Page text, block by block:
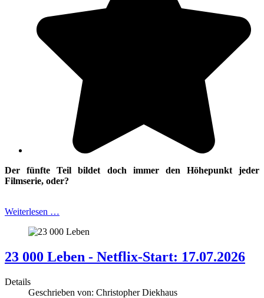
Der fünfte Teil bildet doch immer den Höhepunkt jeder
Filmserie, oder?
Weiterlesen …
23 000 Leben - Netflix-Start: 17.07.2026
Details
Geschrieben von: Christopher Diekhaus